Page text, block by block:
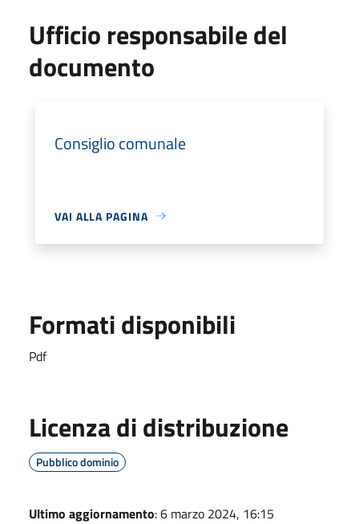
Ufficio responsabile del
documento
Consiglio comunale
VAI ALLA PAGINA
Formati disponibili
Pdf
Licenza di distribuzione
Pubblico dominio
Ultimo aggiornamento: 6 marzo 2024, 16:15